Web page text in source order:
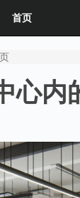
首页
心内